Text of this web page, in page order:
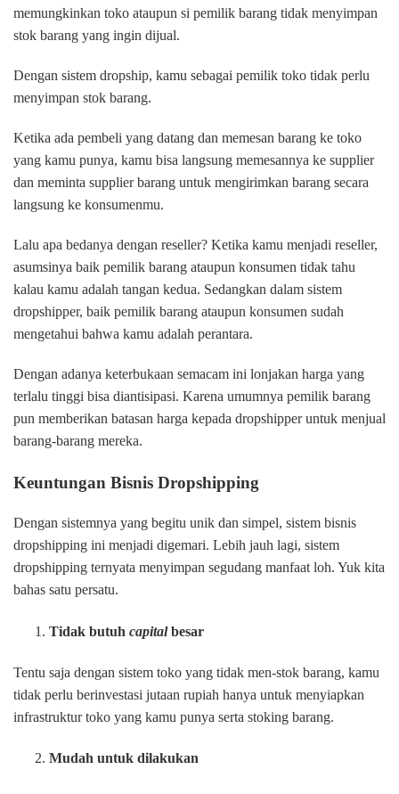
memungkinkan toko ataupun si pemilik barang tidak menyimpan
stok barang yang ingin dijual.
Dengan sistem dropship, kamu sebagai pemilik toko tidak perlu
menyimpan stok barang.
Ketika ada pembeli yang datang dan memesan barang ke toko
yang kamu punya, kamu bisa langsung memesannya ke supplier
dan meminta supplier barang untuk mengirimkan barang secara
langsung ke konsumenmu.
Lalu apa bedanya dengan reseller? Ketika kamu menjadi reseller,
asumsinya baik pemilik barang ataupun konsumen tidak tahu
kalau kamu adalah tangan kedua. Sedangkan dalam sistem
dropshipper, baik pemilik barang ataupun konsumen sudah
mengetahui bahwa kamu adalah perantara.
Dengan adanya keterbukaan semacam ini lonjakan harga yang
terlalu tinggi bisa diantisipasi. Karena umumnya pemilik barang
pun memberikan batasan harga kepada dropshipper untuk menjual
barang-barang mereka.
Keuntungan Bisnis Dropshipping
Dengan sistemnya yang begitu unik dan simpel, sistem bisnis
dropshipping ini menjadi digemari. Lebih jauh lagi, sistem
dropshipping ternyata menyimpan segudang manfaat loh. Yuk kita
bahas satu persatu.
Tidak butuh capitalbesar
Tentu saja dengan sistem toko yang tidak men-stok barang, kamu
tidak perlu berinvestasi jutaan rupiah hanya untuk menyiapkan
infrastruktur toko yang kamu punya serta stoking barang.
Mudah untuk dilakukan